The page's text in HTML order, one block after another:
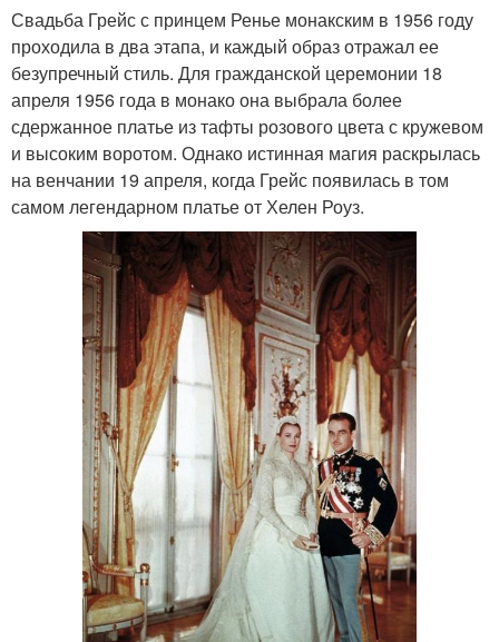
Свадьба Грейс с принцем Ренье монакским в 1956 году
проходила в два этапа, и каждый образ отражал ее
безупречный стиль. Для гражданской церемонии 18
апреля 1956 года в монако она выбрала более
сдержанное платье из тафты розового цвета с кружевом
и высоким воротом. Однако истинная магия раскрылась
на венчании 19 апреля, когда Грейс появилась в том
самом легендарном платье от Хелен Роуз.